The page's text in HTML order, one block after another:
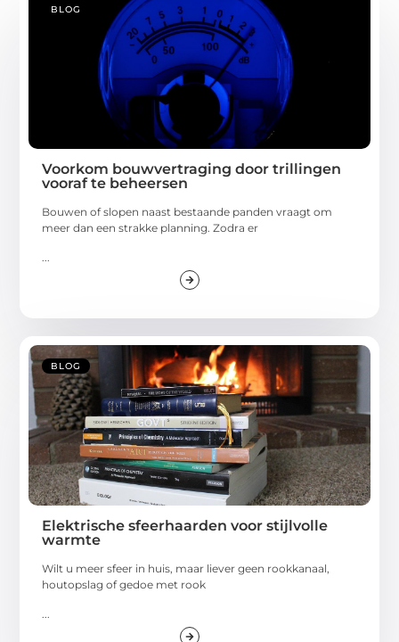
BLOG
Voorkom bouwvertraging door trillingen
vooraf te beheersen
Bouwen of slopen naast bestaande panden vraagt om
meer dan een strakke planning. Zodra er
BLOG
Elektrische sfeerhaarden voor stijlvolle
warmte
Wilt u meer sfeer in huis, maar liever geen rookkanaal,
houtopslag of gedoe met rook